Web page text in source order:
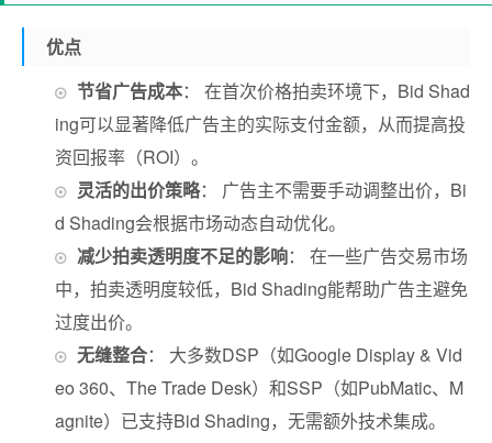
优点
节省广告成本： 在首次价格拍卖环境下，Bid Shad
ing可以显著降低广告主的实际支付金额，从而提高投
资回报率（ROI）。
灵活的出价策略： 广告主不需要手动调整出价，Bi
d Shading会根据市场动态自动优化。
减少拍卖透明度不足的影响： 在一些广告交易市场
中，拍卖透明度较低，Bid Shading能帮助广告主避免
过度出价。
无缝整合： 大多数DSP（如Google Display & Vid
eo 360、The Trade Desk）和SSP（如PubMatic、M
agnite）已支持Bid Shading，无需额外技术集成。